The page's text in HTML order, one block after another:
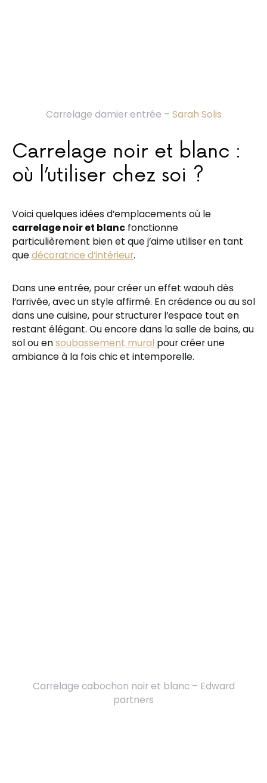
Carrelage damier entrée – Sarah Solis
Carrelage noir et blanc :
où l’utiliser chez soi ?
Voici quelques idées d’emplacements où le
carrelage noir et blanc fonctionne
particulièrement bien et que j’aime utiliser en tant
quedécoratrice d’intérieur.
Dans une entrée, pour créer un effet waouh dès
l’arrivée, avec un style affirmé. En crédence ou au sol
dans une cuisine, pour structurer l’espace tout en
restant élégant. Ou encore dans la salle de bains, au
sol ou ensoubassement mural pour créer une
ambiance à la fois chic et intemporelle.
Carrelage cabochon noir et blanc – Edward
partners